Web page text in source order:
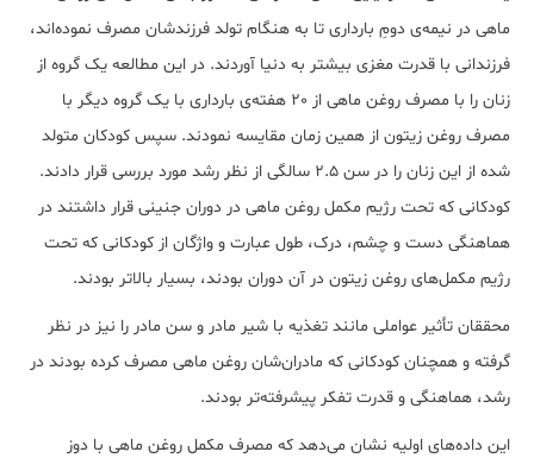
ماهی در نیمه‌ی دومِ بارداری تا به هنگام تولد فرزندشان مصرف نموده‌اند،
فرزندانی با قدرت مغزی بیشتر به دنیا آوردند. در این مطالعه یک گروه از
زنان را با مصرف روغن ماهی از 20 هفته‌ی بارداری با یک گروه دیگر با
مصرف روغن زیتون از همین زمان مقایسه نمودند. سپس کودکان متولد
شده از این زنان را در سن 2.5 سالگی از نظر رشد مورد بررسی قرار دادند.
کودکانی که تحت رژیم مکمل روغن ماهی در دوران جنینی قرار داشتند در
هماهنگی دست و چشم، درک، طول عبارت و واژگان از کودکانی که تحت
رژیم مکمل‌های روغن زیتون در آن دوران بودند، بسیار بالاتر بودند.
محققان تأثیر عواملی مانند تغذیه با شیر مادر و سن مادر را نیز در نظر
گرفته و همچنان کودکانی که مادران‌شان روغن ماهی مصرف کرده بودند در
رشد، هماهنگی و قدرت تفکر پیشرفته‌تر بودند.
این داده‌های اولیه نشان می‌دهد که مصرف مکمل روغن ماهی با دوز